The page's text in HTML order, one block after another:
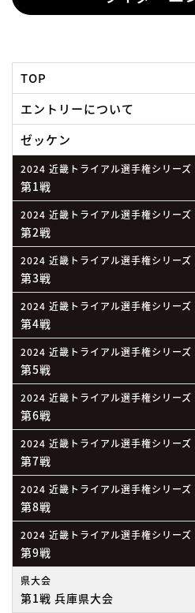
TOP
エントリーについて
ゼッケン
2024 近畿トライアル選手権シリーズ
第1戦
2024 近畿トライアル選手権シリーズ
第2戦
2024 近畿トライアル選手権シリーズ
第3戦
2024 近畿トライアル選手権シリーズ
第4戦
2024 近畿トライアル選手権シリーズ
第5戦
2024 近畿トライアル選手権シリーズ
第6戦
2024 近畿トライアル選手権シリーズ
第7戦
2024 近畿トライアル選手権シリーズ
第8戦
2024 近畿トライアル選手権シリーズ
第9戦
県大会
第1戦 兵庫県大会